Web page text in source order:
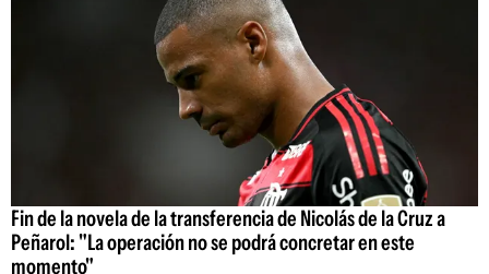
Fin de la novela de la transferencia de Nicolás de la Cruz a
Peñarol: "La operación no se podrá concretar en este
momento"